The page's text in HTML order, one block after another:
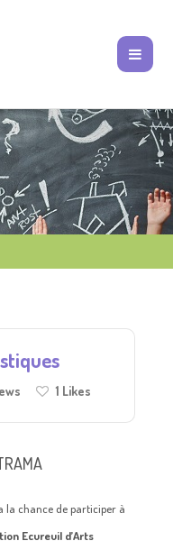
1 Likes
la chance de participer à
Ecureuil d’Arts